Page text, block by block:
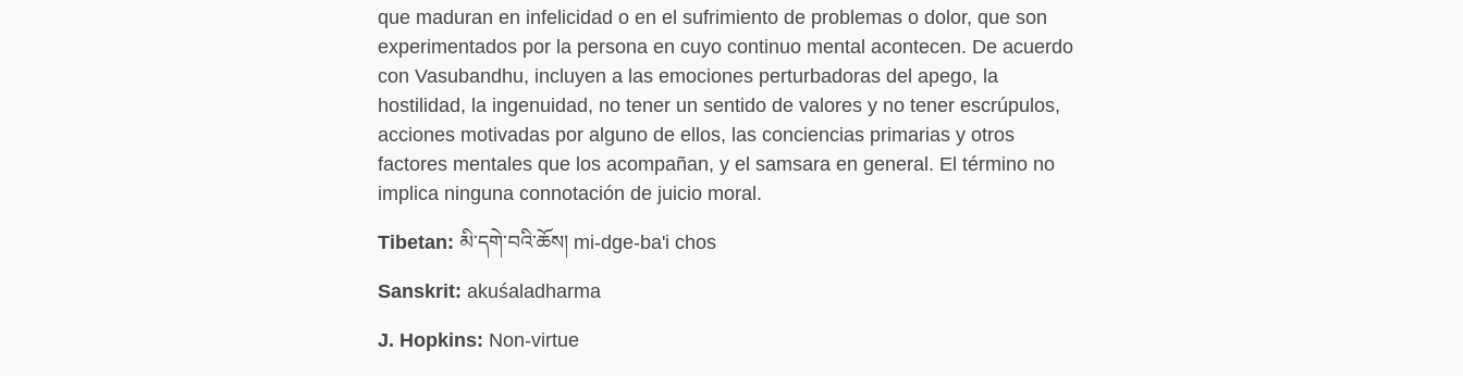
que maduran en infelicidad o en el sufrimiento de problemas o dolor, que son
experimentados por la persona en cuyo continuo mental acontecen. De acuerdo
con Vasubandhu, incluyen a las emociones perturbadoras del apego, la
hostilidad, la ingenuidad, no tener un sentido de valores y no tener escrúpulos,
acciones motivadas por alguno de ellos, las conciencias primarias y otros
factores mentales que los acompañan, y el samsara en general. El término no
implica ninguna connotación de juicio moral.
Tibetan: མི་དགེ་བའི་ཆོས། mi-dge-ba'i chos
Sanskrit: akuśaladharma
J. Hopkins: Non-virtue